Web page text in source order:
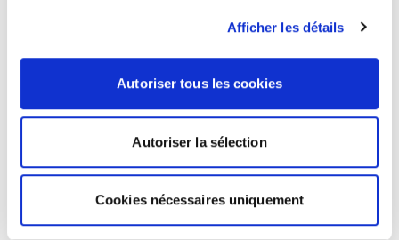
Afficher les détails
Autoriser tous les cookies
Autoriser la sélection
Cookies nécessaires uniquement